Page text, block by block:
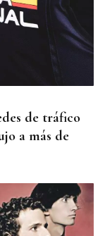
de tráfico
a más de